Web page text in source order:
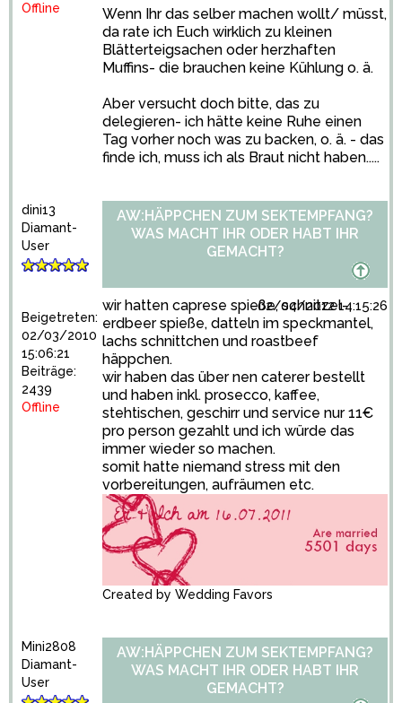
Offline
Wenn Ihr das selber machen wollt/ müsst,
da rate ich Euch wirklich zu kleinen
Blätterteigsachen oder herzhaften
Muffins- die brauchen keine Kühlung o. ä.
Aber versucht doch bitte, das zu
delegieren- ich hätte keine Ruhe einen
Tag vorher noch was zu backen, o. ä. - das
finde ich, muss ich als Braut nicht haben.....
dini13
Diamant-
User
Beigetreten:
02/03/2010
15:06:21
Beiträge:
2439
Offline
AW:HÄPPCHEN ZUM SEKTEMPFANG?
WAS MACHT IHR ODER HABT IHR
GEMACHT?
02/04/2012 14:15:26
wir hatten caprese spieße, schnitzel-
erdbeer spieße, datteln im speckmantel,
lachs schnittchen und roastbeef
häppchen.
wir haben das über nen caterer bestellt
und haben inkl. prosecco, kaffee,
stehtischen, geschirr und service nur 11€
pro person gezahlt und ich würde das
immer wieder so machen.
somit hatte niemand stress mit den
vorbereitungen, aufräumen etc.
Created by Wedding Favors
Mini2808
Diamant-
User
AW:HÄPPCHEN ZUM SEKTEMPFANG?
WAS MACHT IHR ODER HABT IHR
GEMACHT?